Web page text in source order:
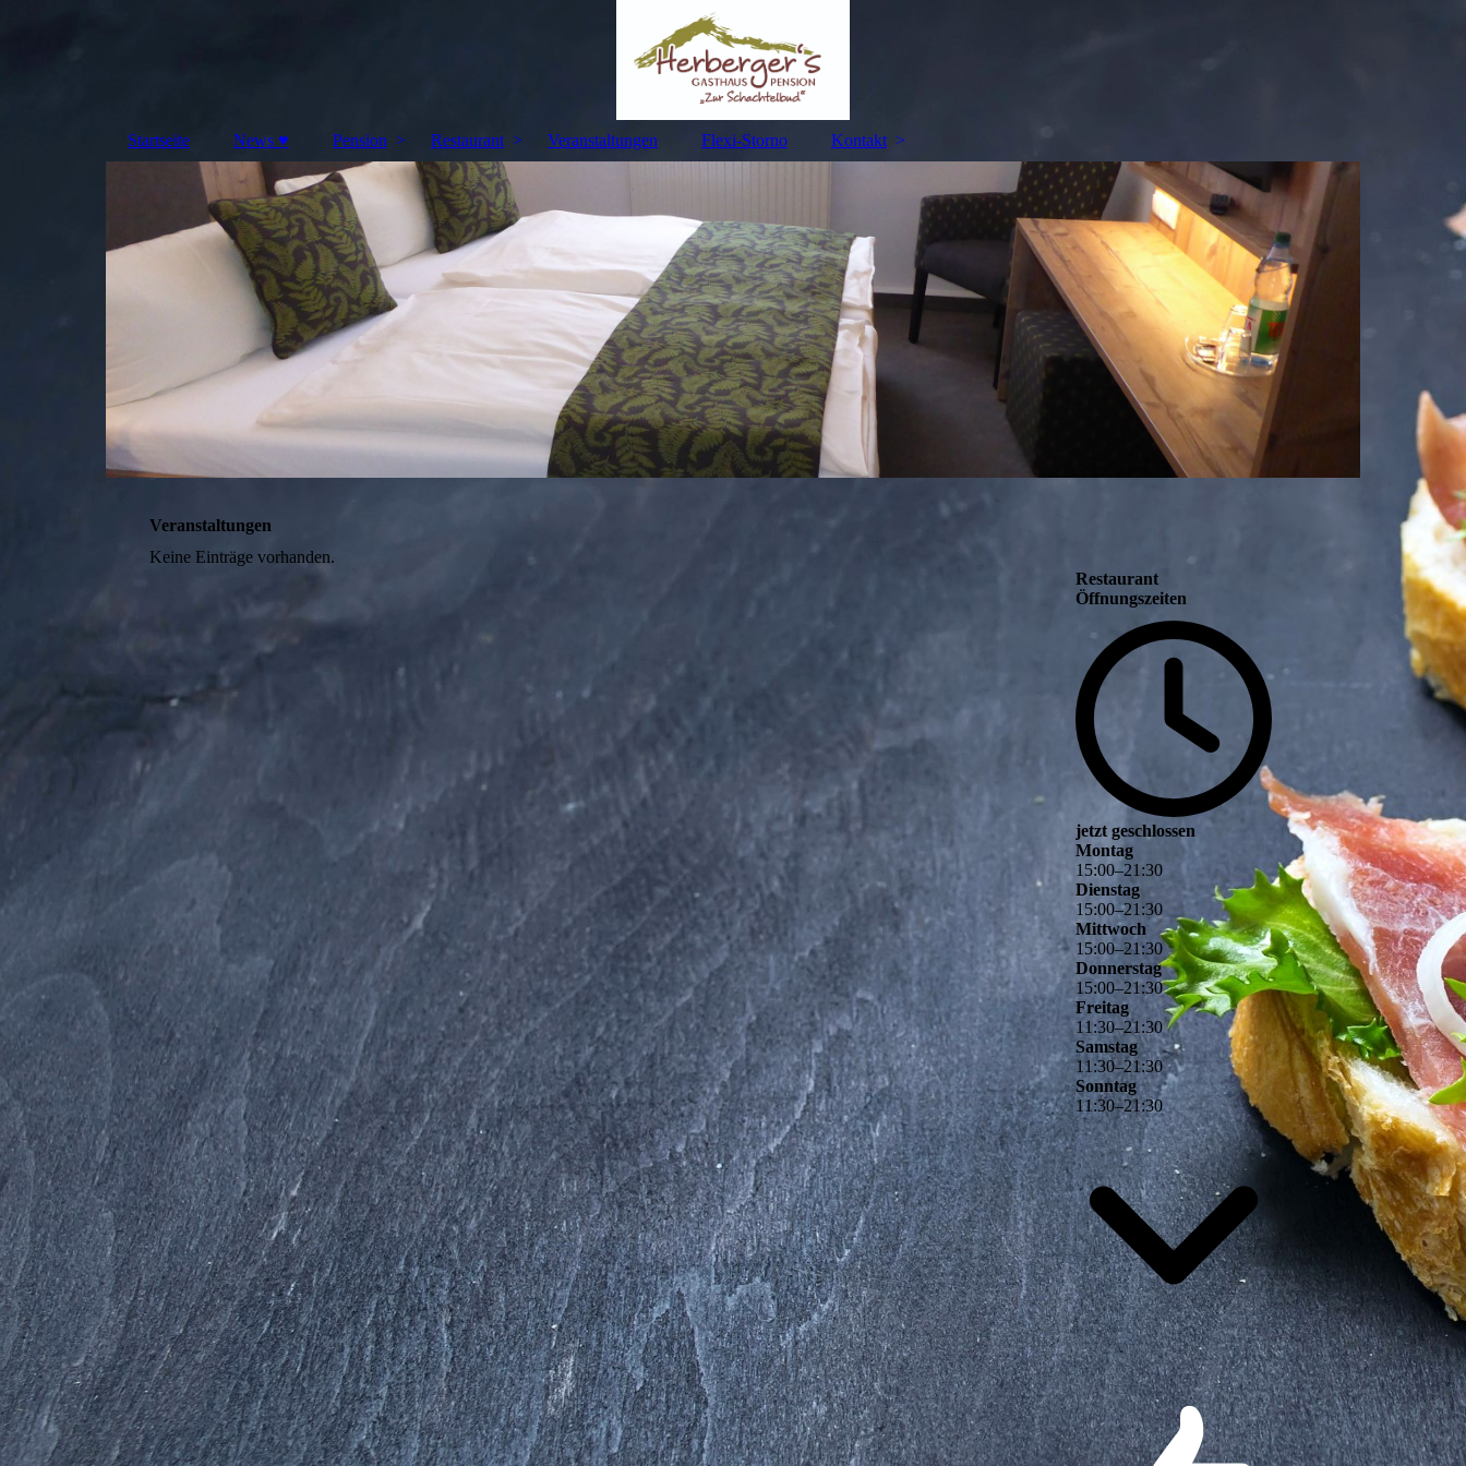
Startseite News ♥ Pension Restaurant Veranstaltungen Flexi-Storno Kontakt
Veranstaltungen
Keine Einträge vorhanden.
Restaurant
Öffnungszeiten
jetzt geschlossen
Montag
15:00–21 :30
Dienstag
15:00–21 :30
Mittwoch
15:00–21:30
Donnerstag
15:00–21:30
Freitag
11 :30–21 :30
Samstag
11 :30–21:30
Sonntag
11 :30–21:30